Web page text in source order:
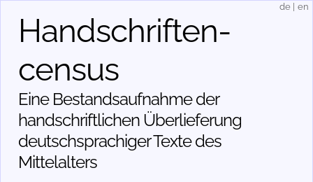
Handschriften­
census
Eine Bestandsaufnahme der
handschriftlichen Über­lieferung
deutschsprachiger Texte des
Mittelalters
de en